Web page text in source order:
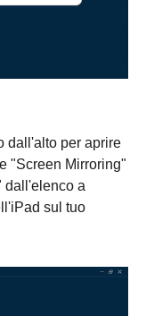
dall'alto per aprire
"Screen Mirroring"
dall'elenco a
sul tuo